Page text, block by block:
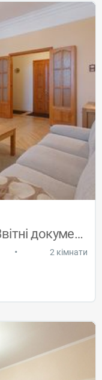
Квартира на Хрещатику. Звітні документи
• 2 кімнати